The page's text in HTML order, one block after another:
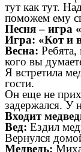
тут как тут.
поможем ему
Песня – игра
Игра: «Кот и
Весна: Ребята,
кого вы
Я встретила
гости.
Он еще не
задержался. У
Входит
Вед: Ездил
Вернулся
Медведь: